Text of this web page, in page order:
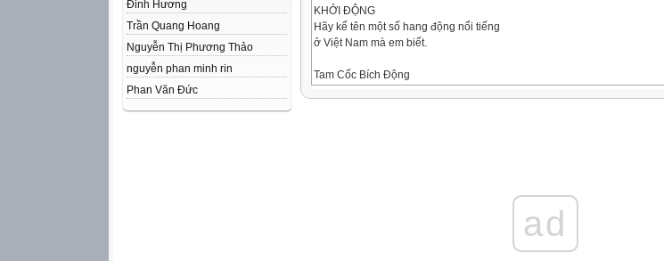
Đinh Hương
Trần Quang Hoang
Nguyễn Thị Phương Thảo
nguyễn phan minh rin
Phan Văn Đức
KHỞI ĐỘNG
Hãy kể tên một số hang động nổi tiếng
ở Việt Nam mà em biết.
Tam Cốc Bích Động
ad